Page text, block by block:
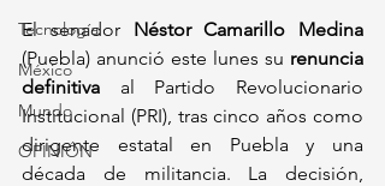
Tecnología
México
Mundo
OPINIÓN
El senador Néstor Camarillo Medina
(Puebla) anunció este lunes su renuncia
definitiva al Partido Revolucionario
Institucional (PRI), tras cinco años como
dirigente estatal en Puebla y una
década de militancia. La decisión,